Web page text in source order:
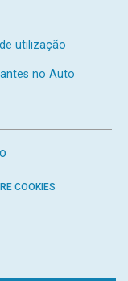
utilização
no Auto
COOKIES